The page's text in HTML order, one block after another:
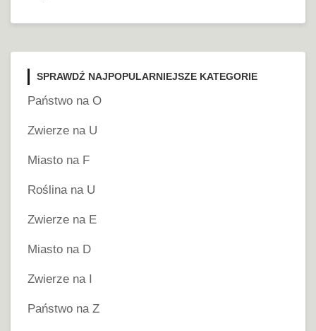
SPRAWDŹ NAJPOPULARNIEJSZE KATEGORIE
Państwo na O
Zwierze na U
Miasto na F
Roślina na U
Zwierze na E
Miasto na D
Zwierze na I
Państwo na Z